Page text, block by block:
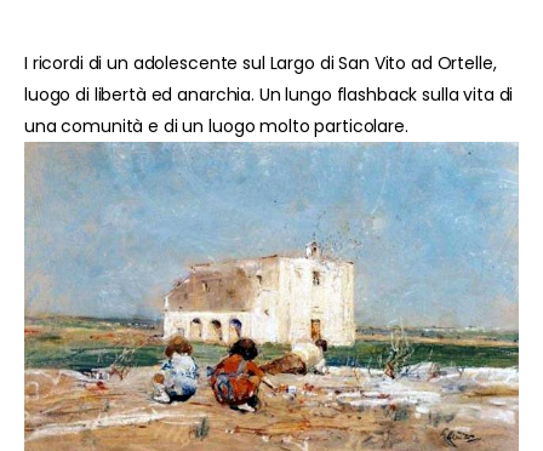
I ricordi di un adolescente sul Largo di San Vito ad Ortelle,
luogo di libertà ed anarchia. Un lungo flashback sulla vita di
una comunità e di un luogo molto particolare.